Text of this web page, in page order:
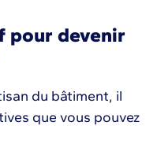
pour devenir
du bâtiment, il
que vous pouvez